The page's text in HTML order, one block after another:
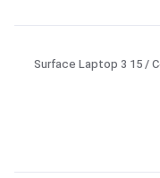
سرفیس لپتاپ 3 Surface Laptop 3 15 / Core i7